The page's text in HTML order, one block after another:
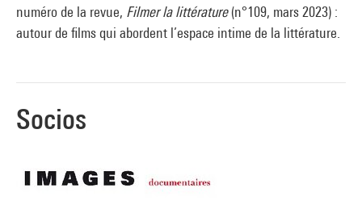
numéro de la revue, Filmer la littérature(n°109, mars 2023) :
autour de films qui abordent l’espace intime de la littérature.
Socios